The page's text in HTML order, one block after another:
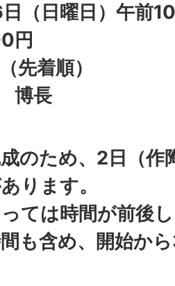
日（日曜日）午前
円
先着順）
博長
のため、2日（作
ります。
ては時間が前後
も含め、開始か